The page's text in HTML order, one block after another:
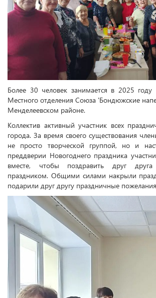
Более 30 человек занимается в 2025 году
Местного отделения Союза 'Бондюжские
Менделеевском районе.
Коллектив активный участник всех
города. За время своего существования
не просто творческой группой, но и
преддверии Новогоднего праздника
вместе, чтобы поздравить друг
праздником. Общими силами накрыли
подарили друг другу праздничные